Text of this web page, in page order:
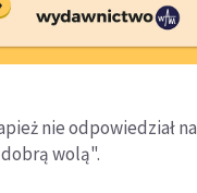
nie odpowiedział
dobrą wolą".